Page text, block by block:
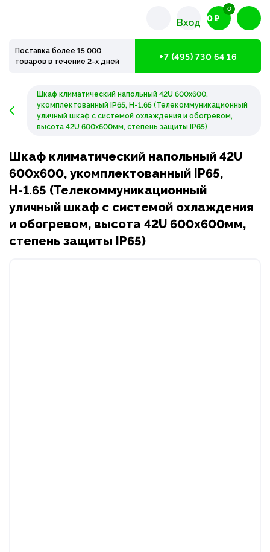
Вход 0 ₽
0
Поставка более 15 000
товаров в течение 2-х дней
+7 (495) 730 64 16
Шкаф климатический напольный 42U 600х600,
укомплектованный IP65, Н-1.65 (Телекоммуникационный
уличный шкаф с системой охлаждения и обогревом,
высота 42U 600х600мм, степень защиты IP65)
Шкаф климатический напольный 42U
600х600, укомплектованный IP65,
Н-1.65 (Телекоммуникационный
уличный шкаф с системой охлаждения
и обогревом, высота 42U 600х600мм,
степень защиты IP65)